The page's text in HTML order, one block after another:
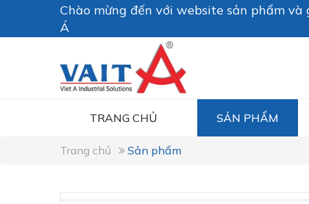
Chào mừng đến với website sản phẩm
Á
TRANG CHỦ SẢN PHẨM
Trang chủ Sản phẩm